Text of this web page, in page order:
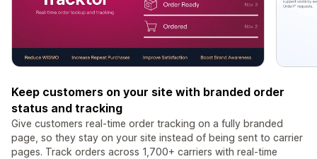
Keep customers on your site with branded order
status and tracking
Give customers real-time order tracking on a fully branded
page, so they stay on your site instead of being sent to carrier
pages. Track orders across 1,700+ carriers with real-time